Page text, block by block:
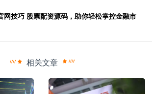
网技巧 股票配资源码，助你轻松掌控金融市
相关文章